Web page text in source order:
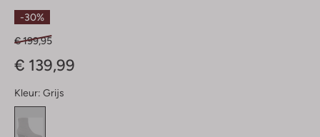
-30%
€ 199,95
€ 139,99
Kleur: Grijs